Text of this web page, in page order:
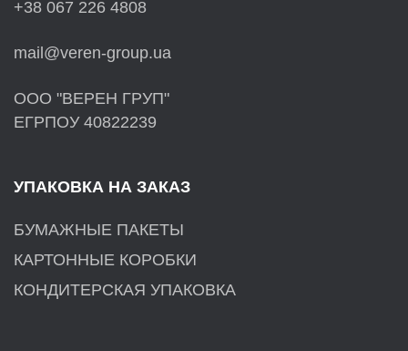
+38 067 226 4808
mail@veren-group.ua
ООО "ВЕРЕН ГРУП"
ЕГРПОУ 40822239
УПАКОВКА НА ЗАКАЗ
БУМАЖНЫЕ ПАКЕТЫ
КАРТОННЫЕ КОРОБКИ
КОНДИТЕРСКАЯ УПАКОВКА